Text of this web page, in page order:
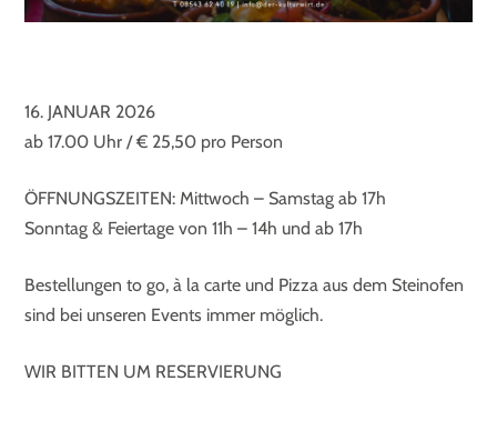
16. JANUAR 2026
ab 17.00 Uhr / € 25,50 pro Person
ÖFFNUNGSZEITEN: Mittwoch – Samstag ab 17h
Sonntag & Feiertage von 11h – 14h und ab 17h
Bestellungen to go, à la carte und Pizza aus dem Steinofen
sind bei unseren Events immer möglich.
WIR BITTEN UM RESERVIERUNG